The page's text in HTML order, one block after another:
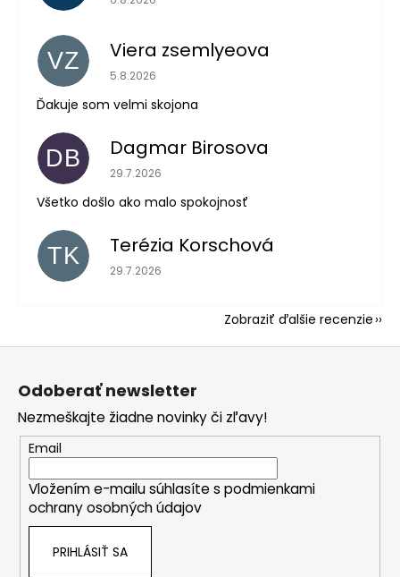
VZ Viera zsemlyeova
Hodnotenie obchodu je 5 z 5 hviezdičiek.
5.8.2026
Ďakuje som velmi skojona
DB Dagmar Birosova
Hodnotenie obchodu je 5 z 5 hviezdičiek.
29.7.2026
Všetko došlo ako malo spokojnosť
TK Terézia Korschová
Hodnotenie obchodu je 5 z 5 hviezdičiek.
29.7.2026
Zobraziť ďalšie recenzie
Z
Odoberať newsletter
Nezmeškajte žiadne novinky či zľavy!
Email
Vložením e-mailu súhlasíte s podmienkami
ochrany osobných údajov
PRIHLÁSIŤ SA